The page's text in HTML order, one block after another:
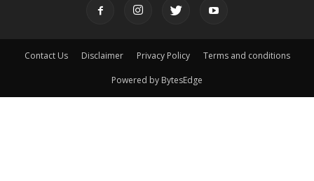
Contact Us Disclaimer Privacy Policy Terms and conditions
Powered by BytesEdge